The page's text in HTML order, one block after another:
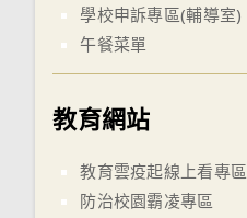
學校申訴專區(輔導室)
午餐菜單
教育網站
教育雲疫起線上看專區
防治校園霸凌專區